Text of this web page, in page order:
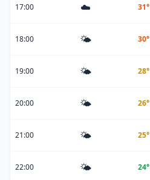
17:00 ☁️ 31°
18:00 🌤️ 30°
19:00 🌤️ 28°
20:00 🌤️ 26°
21:00 🌤️ 25°
22:00 🌤️ 24°